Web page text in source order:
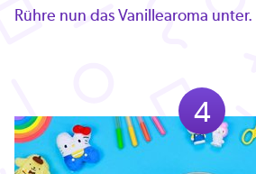
Rühre nun das Vanillearoma unter.
4